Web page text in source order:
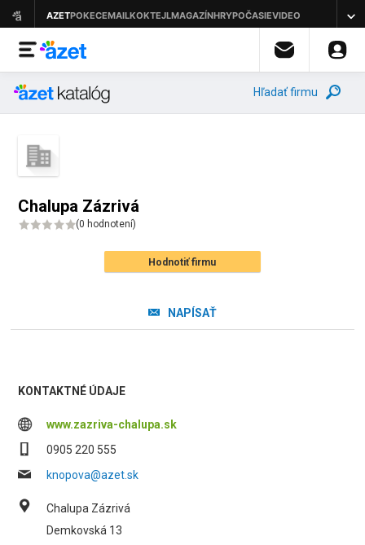
Hľadať firmu
Chalupa Zázrivá
(0 hodnotení)
Hodnotiť firmu
NAPÍSAŤ
KONTAKTNÉ ÚDAJE
www.zazriva-chalupa.sk
0905 220 555
knopova@azet.sk
Chalupa Zázrivá
Demkovská 13